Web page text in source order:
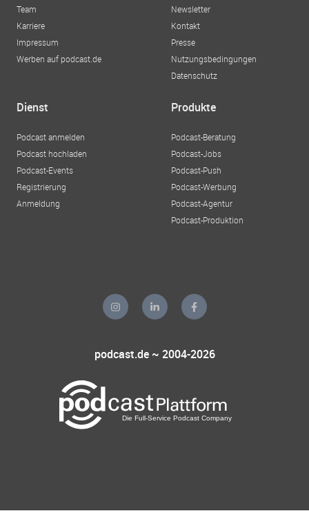
Team
Karriere
Impressum
Werben auf podcast.de
Newsletter
Kontakt
Presse
Nutzungsbedingungen
Datenschutz
Dienst
Podcast anmelden
Podcast hochladen
Podcast-Events
Registrierung
Anmeldung
Produkte
Podcast-Beratung
Podcast-Jobs
Podcast-Push
Podcast-Werbung
Podcast-Agentur
Podcast-Produktion
podcast.de ~ 2004-2026